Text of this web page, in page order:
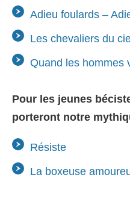
Adieu foulards –
Les chevaliers du
Quand les hommes
Pour les jeunes
porteront notre
Résiste
La boxeuse